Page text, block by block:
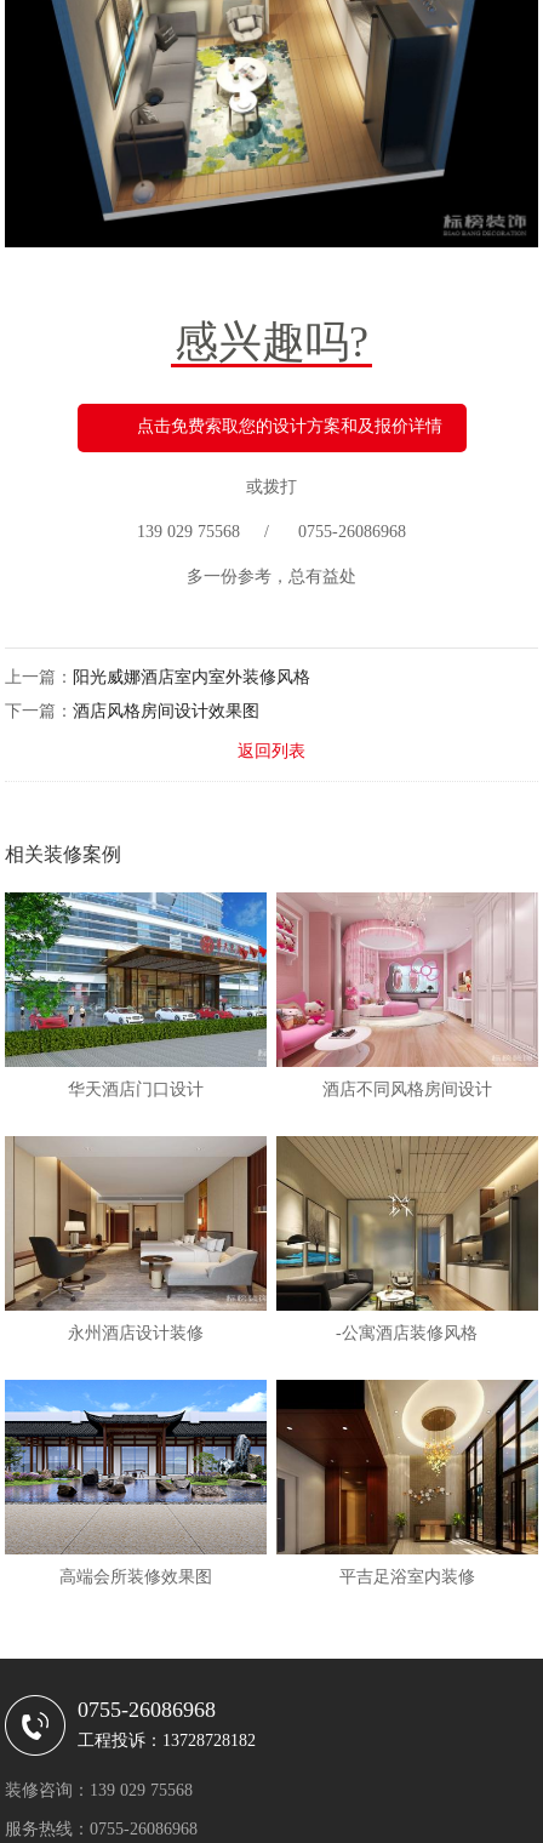
感兴趣吗?
点击免费索取您的设计方案和及报价详情
或拨打
139 029 75568 / 0755-26086968
多一份参考，总有益处
上一篇： 阳光威娜酒店室内室外装修风格
下一篇：酒店风格房间设计效果图
返回列表
相关装修案例
华天酒店门口设计 酒店不同风格房间设计
永州酒店设计装修 -公寓酒店装修风格
高端会所装修效果图 平吉足浴室内装修
0755-26086968
工程投诉：13728728182
装修咨询：139 029 75568
服务热线：0755-26086968